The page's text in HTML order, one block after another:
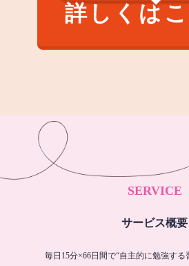
詳しくは
SERVICE
サービス概要
毎日15分×66日間で“自主的に勉強する